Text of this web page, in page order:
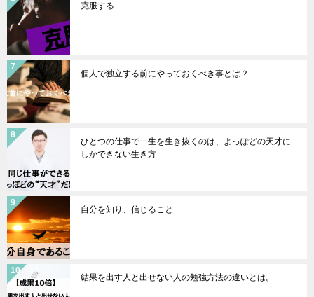
克服する
個人で独立する前にやっておくべき事とは？
ひとつの仕事で一生を生き抜くのは、よっぽどの天才に
しかできない生き方
自分を知り、信じること
結果を出す人と出せない人の勉強方法の違いとは。